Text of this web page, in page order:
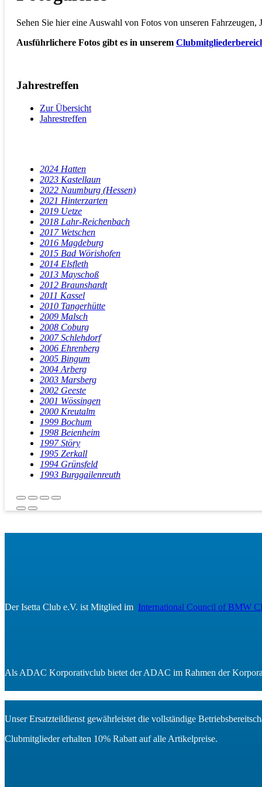
Sehen Sie hier eine Auswahl von Fotos von unseren
Ausführlichere Fotos gibt es in unserem
Jahrestreffen
Zur Übersicht
Jahrestreffen
2024 Hatten
2023 Kastellaun
2022 Naumburg (Hessen)
2021 Hinterzarten
2019 Uetze
2018 Lahr-Reichenbach
2017 Wetschen
2016 Magdeburg
2015 Bad Wörishofen
2014 Elsfleth
2013 Mayschoß
2012 Braunshardt
2011 Kassel
2010 Tangerhütte
2009 Malsch
2008 Coburg
2007 Schlehdorf
2006 Ehrenberg
2005 Bingum
2004 Arberg
2003 Marsberg
2002 Geeste
2001 Wössingen
2000 Kreutalm
1999 Bochum
1998 Beienheim
1997 Störy
1995 Zerkall
1994 Grünsfeld
1993 Burggailenreuth
Der Isetta Club e.V. ist Mitglied im International Council of BMW
Als ADAC Korporativclub bietet der ADAC im Rahmen der
Unser Ersatzteildienst gewährleistet die vollständige
Clubmitglieder erhalten 10% Rabatt auf alle Artikelpreise.